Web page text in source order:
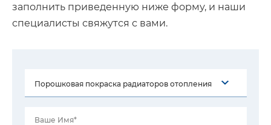
заполнить приведенную ниже форму, и наши
специалисты свяжутся с вами.
Ваше Имя*